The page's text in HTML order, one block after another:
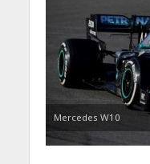
Mercedes W10